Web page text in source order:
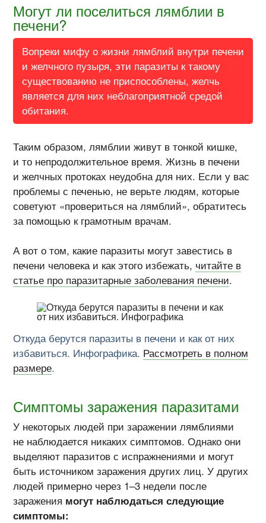
Могут ли поселиться лямблии в
печени?
Вопреки мифу о жизни лямблий внутри печени
и желчного пузыря, эти паразиты к такому
существованию не приспособлены, желчь
является для них неблагоприятной средой
обитания.
Таким образом, лямблии живут в тонкой кишке,
и то непродолжительное время. Жизнь в печени
и желчных протоках неудобна для них. Если у вас
проблемы с печенью, не верьте людям, которые
советуют «провериться на лямблий», обратитесь
за помощью к грамотным врачам.
А вот о том, какие паразиты могут завестись в
печени человека и как этого избежать, читайте в
статье про паразитарные заболевания печени.
Откуда берутся паразиты в печени и как от них
избавиться. Инфографика. Рассмотреть в полном
размере.
Симптомы заражения паразитами
У некоторых людей при заражении лямблиями
не наблюдается никаких симптомов. Однако они
выделяют паразитов с испражнениями и могут
быть источником заражения других лиц. У других
людей примерно через 1–3 недели после
заражения могут наблюдаться следующие
симптомы: